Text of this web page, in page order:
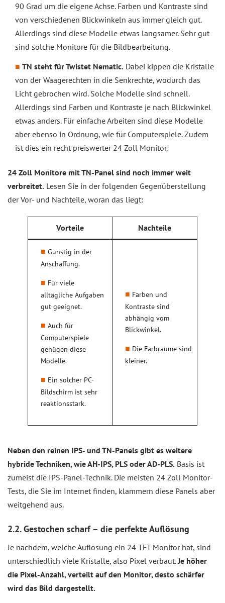
90 Grad um die eigene Achse. Farben und Kontraste sind
von verschiedenen Blickwinkeln aus immer gleich gut.
Allerdings sind diese Modelle etwas langsamer. Sehr gut
sind solche Monitore für die Bildbearbeitung.
TN steht für Twistet Nematic. Dabei kippen die Kristalle
von der Waagerechten in die Senkrechte, wodurch das
Licht gebrochen wird. Solche Modelle sind schnell.
Allerdings sind Farben und Kontraste je nach Blickwinkel
etwas anders. Für einfache Arbeiten sind diese Modelle
aber ebenso in Ordnung, wie für Computerspiele. Zudem
ist dies ein recht preiswerter 24 Zoll Monitor.
24 Zoll Monitore mit TN-Panel sind noch immer weit
verbreitet. Lesen Sie in der folgenden Gegenüberstellung
der Vor- und Nachteile, woran das liegt:
Vorteile Nachteile
Günstig in der
Anschaffung.
Für viele
alltägliche Aufgaben
gut geeignet.
Auch für
Computerspiele
genügen diese
Modelle.
Ein solcher PC-
Bildschirm ist sehr
reaktionsstark.
Farben und
Kontraste sind
abhängig vom
Blickwinkel.
Die Farbräume sind
kleiner.
Neben den reinen IPS- und TN-Panels gibt es weitere
hybride Techniken, wie AH-IPS, PLS oder AD-PLS. Basis ist
zumeist die IPS-Panel-Technik. Die meisten 24 Zoll Monitor-
Tests, die Sie im Internet finden, klammern diese Panels aber
weitgehend aus.
2.2. Gestochen scharf – die perfekte Auflösung
Je nachdem, welche Auflösung ein 24 TFT Monitor hat, sind
unterschiedlich viele Kristalle, also Pixel verbaut.Je höher
die Pixel-Anzahl, verteilt auf den Monitor, desto schärfer
wird das Bild dargestellt.